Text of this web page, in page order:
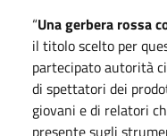
“Una gerbera rossa
il titolo scelto per
partecipato autorità
di spettatori dei
giovani e di relatori
presente sugli